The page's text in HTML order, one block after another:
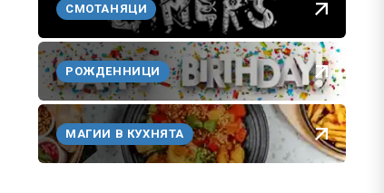
СМОТАНЯЦИ
РОЖДЕННИЦИ
МАГИИ В КУХНЯТА